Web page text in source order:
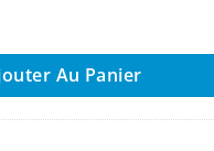
Janome 415
Au Panier